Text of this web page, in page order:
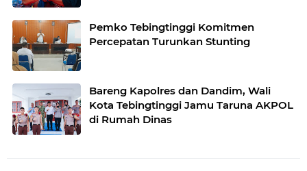
Pemko Tebingtinggi Komitmen
Percepatan Turunkan Stunting
Bareng Kapolres dan Dandim, Wali
Kota Tebingtinggi Jamu Taruna AKPOL
di Rumah Dinas